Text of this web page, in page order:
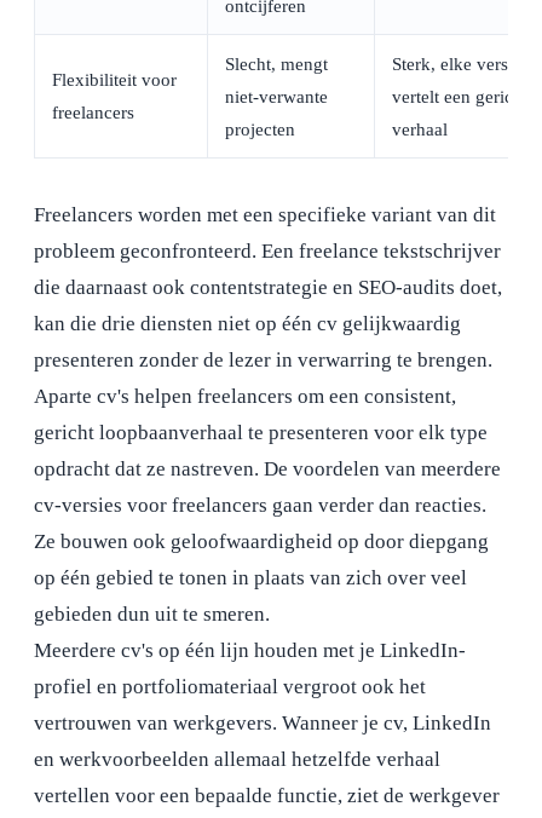
ontcijferen
Flexibiliteit voor
freelancers
Slecht, mengt
niet-verwante
projecten
Sterk, elke versie
vertelt een gericht
verhaal
Freelancers worden met een specifieke variant van dit
probleem geconfronteerd. Een freelance tekstschrijver
die daarnaast ook contentstrategie en SEO-audits doet,
kan die drie diensten niet op één cv gelijkwaardig
presenteren zonder de lezer in verwarring te brengen.
Aparte cv's helpen freelancers om een consistent,
gericht loopbaanverhaal te presenteren voor elk type
opdracht dat ze nastreven. De voordelen van meerdere
cv-versies voor freelancers gaan verder dan reacties.
Ze bouwen ook geloofwaardigheid op door diepgang
op één gebied te tonen in plaats van zich over veel
gebieden dun uit te smeren.
Meerdere cv's op één lijn houden met je LinkedIn-
profiel en portfoliomateriaal vergroot ook het
vertrouwen van werkgevers. Wanneer je cv, LinkedIn
en werkvoorbeelden allemaal hetzelfde verhaal
vertellen voor een bepaalde functie, ziet de werkgever